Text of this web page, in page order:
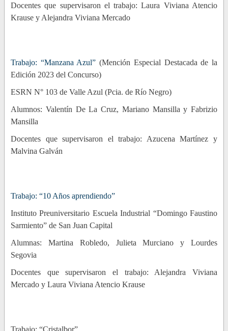
Docentes que supervisaron el trabajo: Laura Viviana Atencio
Krause y Alejandra Viviana Mercado
Trabajo: “Manzana Azul” (Mención Especial Destacada de la
Edición 2023 del Concurso)
ESRN N° 103 de Valle Azul (Pcia. de Río Negro)
Alumnos: Valentín De La Cruz, Mariano Mansilla y Fabrizio
Mansilla
Docentes que supervisaron el trabajo: Azucena Martínez y
Malvina Galván
Trabajo: “10 Años aprendiendo”
Instituto Preuniversitario Escuela Industrial “Domingo Faustino
Sarmiento” de San Juan Capital
Alumnas: Martina Robledo, Julieta Murciano y Lourdes
Segovia
Docentes que supervisaron el trabajo: Alejandra Viviana
Mercado y Laura Viviana Atencio Krause
Trabajo: “Cristalbor”